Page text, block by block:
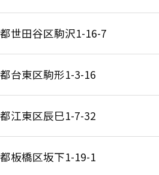
世田谷区駒沢1-16-7
台東区駒形1-3-16
江東区辰巳1-7-32
板橋区坂下1-19-1